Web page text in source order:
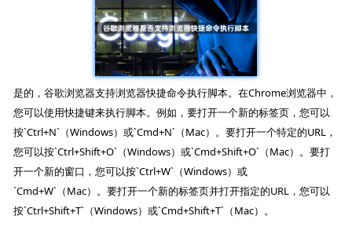
是的，谷歌浏览器支持浏览器快捷命令执行脚本。在Chrome浏览器中，
您可以使用快捷键来执行脚本。例如，要打开一个新的标签页，您可以
按`Ctrl+N`（Windows）或`Cmd+N`（Mac）。要打开一个特定的URL，
您可以按`Ctrl+Shift+O`（Windows）或`Cmd+Shift+O`（Mac）。要打
开一个新的窗口，您可以按`Ctrl+W`（Windows）或
`Cmd+W`（Mac）。要打开一个新的标签页并打开指定的URL，您可以
按`Ctrl+Shift+T`（Windows）或`Cmd+Shift+T`（Mac）。